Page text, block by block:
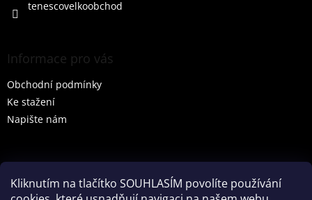
Kliknutím na tlačítko SOUHLASÍM povolíte používání
tenescovelkoobchod
Informace pro vás
Obchodní podmínky
Ke stažení
Napište nám